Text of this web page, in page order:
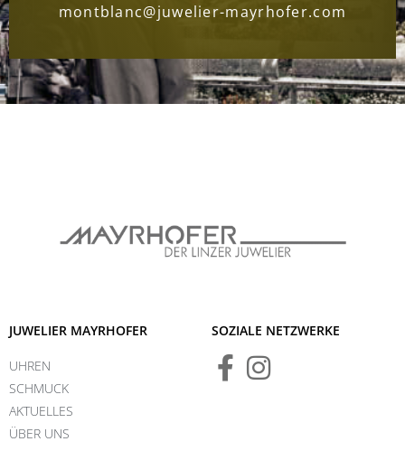
montblanc@juwelier-mayrhofer.com
JUWELIER MAYRHOFER
UHREN
SCHMUCK
AKTUELLES
ÜBER UNS
SOZIALE NETZWERKE